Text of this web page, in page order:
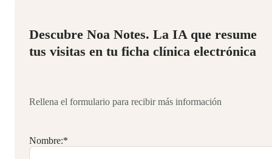
Descubre Noa Notes. La IA que resume
tus visitas en tu ficha clínica electrónica
Rellena el formulario para recibir más información
Nombre:*